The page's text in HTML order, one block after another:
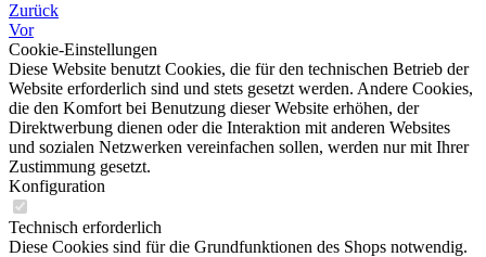
Zurück
Vor
Cookie-Einstellungen
Diese Website benutzt Cookies, die für den technischen Betrieb der
Website erforderlich sind und stets gesetzt werden. Andere Cookies,
die den Komfort bei Benutzung dieser Website erhöhen, der
Direktwerbung dienen oder die Interaktion mit anderen Websites
und sozialen Netzwerken vereinfachen sollen, werden nur mit Ihrer
Zustimmung gesetzt.
Konfiguration
Technisch erforderlich
Diese Cookies sind für die Grundfunktionen des Shops notwendig.